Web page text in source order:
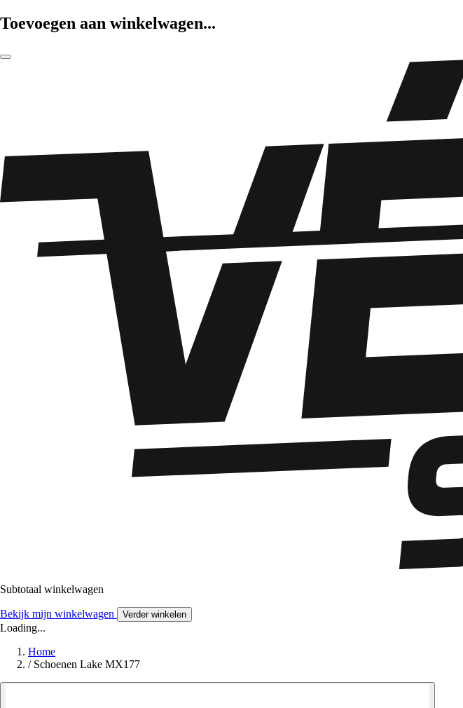
Toevoegen aan winkelwagen...
Subtotaal winkelwagen
Bekijk mijn winkelwagen Verder winkelen
Loading...
Home
/ Schoenen Lake MX177